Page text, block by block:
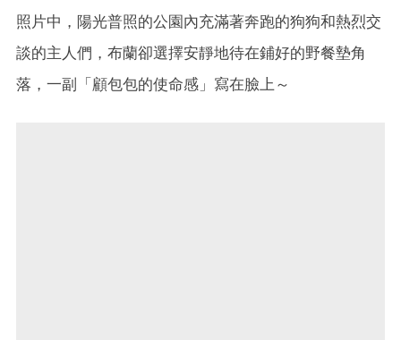
照片中，陽光普照的公園內充滿著奔跑的狗狗和熱烈交
談的主人們，布蘭卻選擇安靜地待在鋪好的野餐墊角
落，一副「顧包包的使命感」寫在臉上～